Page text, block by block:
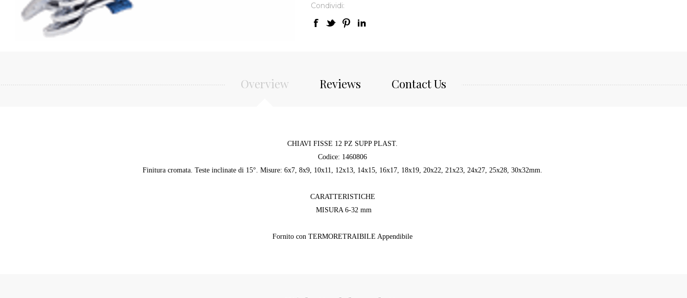
Condividi:
Overview Reviews Contact Us
CHIAVI FISSE 12 PZ SUPP PLAST.
Codice: 1460806
Finitura cromata. Teste inclinate di 15°. Misure: 6x7, 8x9, 10x11, 12x13, 14x15, 16x17, 18x19, 20x22, 21x23, 24x27, 25x28, 30x32mm.
CARATTERISTICHE
MISURA 6-32 mm
Fornito con TERMORETRAIBILE Appendibile